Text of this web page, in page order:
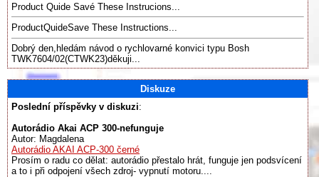
Product Quide Savé These Instrucions...
ProductQuideSave These Instructions...
Dobrý den,hledám návod o rychlovarné konvici typu Bosh
TWK7604/02(CTWK23)děkuji...
Diskuze
Poslední příspěvky v diskuzi:
Autorádio Akai ACP 300-nefunguje
Autor: Magdalena
Autorádio AKAI ACP-300 černé
Prosím o radu co dělat: autorádio přestalo hrát, funguje jen podsvícení
a to i při odpojení všech zdroj- vypnutí motoru....